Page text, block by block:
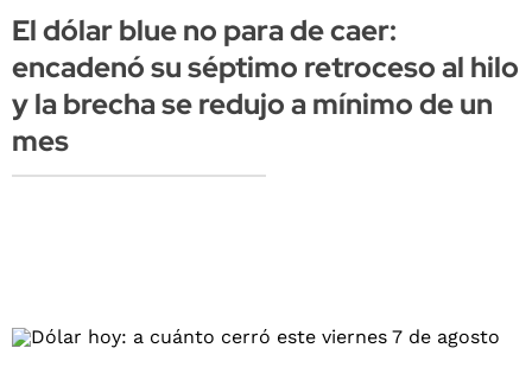
El dólar blue no para de caer:
encadenó su séptimo retroceso al hilo
y la brecha se redujo a mínimo de un
mes